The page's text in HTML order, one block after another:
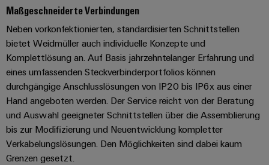
Schlüsseltechnologie
für
die
Energiewende
Windenergie
Effizienter
Betrieb
von
Windparks
Assemblierungsservice
Bestückte
Klemmenleisten
Modifizierte
und
bestückte
Gehäuse
Maßgeschneiderte Verbindungen
Neben vorkonfektionierten, standardisierten Schnittstellen
bietet Weidmüller auch individuelle Konzepte und
Komplettlösung an. Auf Basis jahrzehntelanger Erfahrung und
eines umfassenden Steckverbinderportfolios können
durchgängige Anschlusslösungen von IP20 bis IP6x aus einer
Hand angeboten werden. Der Service reicht von der Beratung
und Auswahl geeigneter Schnittstellen über die Assemblierung
bis zur Modifizierung und Neuentwicklung kompletter
Verkabelungslösungen. Den Möglichkeiten sind dabei kaum
Grenzen gesetzt.